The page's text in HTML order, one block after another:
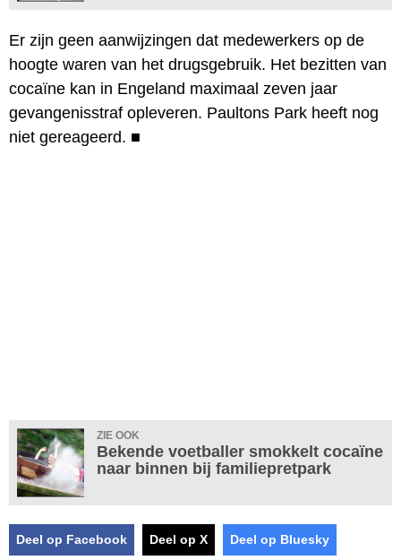
Er zijn geen aanwijzingen dat medewerkers op de
hoogte waren van het drugsgebruik. Het bezitten van
cocaïne kan in Engeland maximaal zeven jaar
gevangenisstraf opleveren. Paultons Park heeft nog
niet gereageerd. ■
ZIE OOK
Bekende voetballer smokkelt cocaïne
naar binnen bij familiepretpark
Deel op Facebook Deel op X Deel op Bluesky